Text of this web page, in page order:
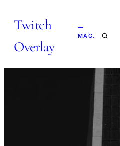
Twitch
Overlay
—
MAG.